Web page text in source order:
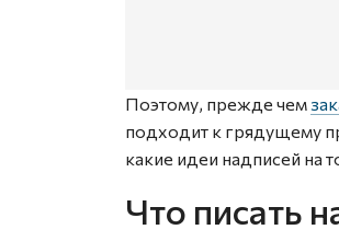
Поэтому, прежде чем
подходит к грядущему
какие идеи надписей на
Что писать